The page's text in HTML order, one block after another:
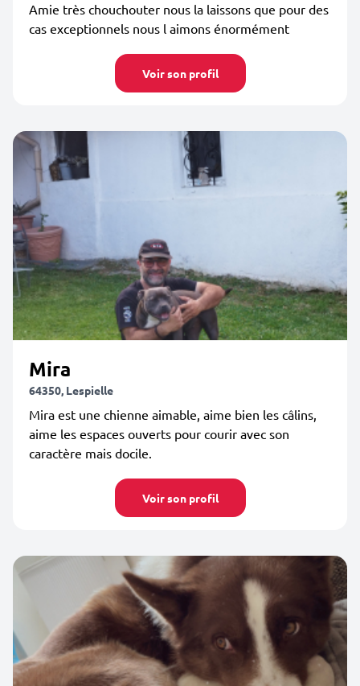
Amie très chouchouter nous la laissons que pour des
cas exceptionnels nous l aimons énormément
Voir son profil
Mira
64350, Lespielle
Mira est une chienne aimable, aime bien les câlins,
aime les espaces ouverts pour courir avec son
caractère mais docile.
Voir son profil